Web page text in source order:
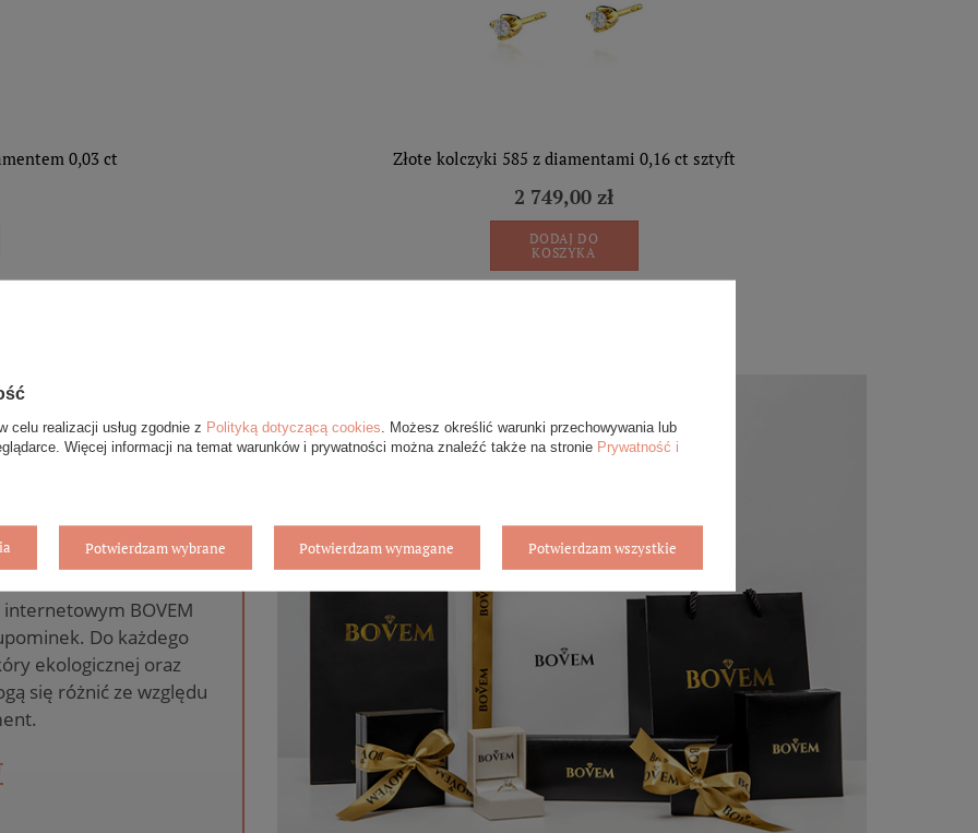
0,03 ct Złote kolczyki 585 z diamentami 0,16 ct sztyft
2 749,00 zł
DODAJ DO
KOSZYKA
gratis
BOVEM
Do każdego
ekologicznej oraz
się różnić ze względu
celu realizacji usług zgodnie z Polityką dotyczącą cookies . Możesz określić warunki przechowywania lub
Więcej informacji na temat warunków i prywatności można znaleźć także na stronie Prywatność i
Potwierdzam wybrane Potwierdzam wymagane Potwierdzam wszystkie